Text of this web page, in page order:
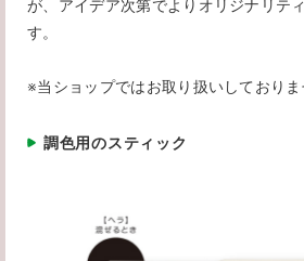
が、アイデア次第でよりオリジナリテ
す。
※当ショップではお取り扱いしておりま
調色用のスティック